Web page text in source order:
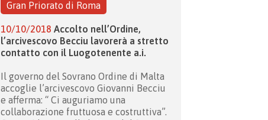
Gran Priorato di Roma
10/10/2018 Accolto nell’Ordine,
l’arcivescovo Becciu lavorerà a stretto
contatto con il Luogotenente a.i.
Il governo del Sovrano Ordine di Malta
accoglie l’arcivescovo Giovanni Becciu
e afferma: “ Ci auguriamo una
collaborazione fruttuosa e costruttiva”.